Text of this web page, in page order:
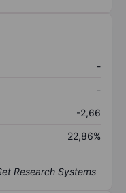
-
-
-2,66
22,86%